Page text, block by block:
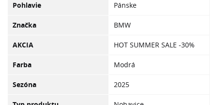
Pohlavie Pánske
Značka BMW
AKCIA HOT SUMMER SALE -30%
Farba Modrá
Sezóna 2025